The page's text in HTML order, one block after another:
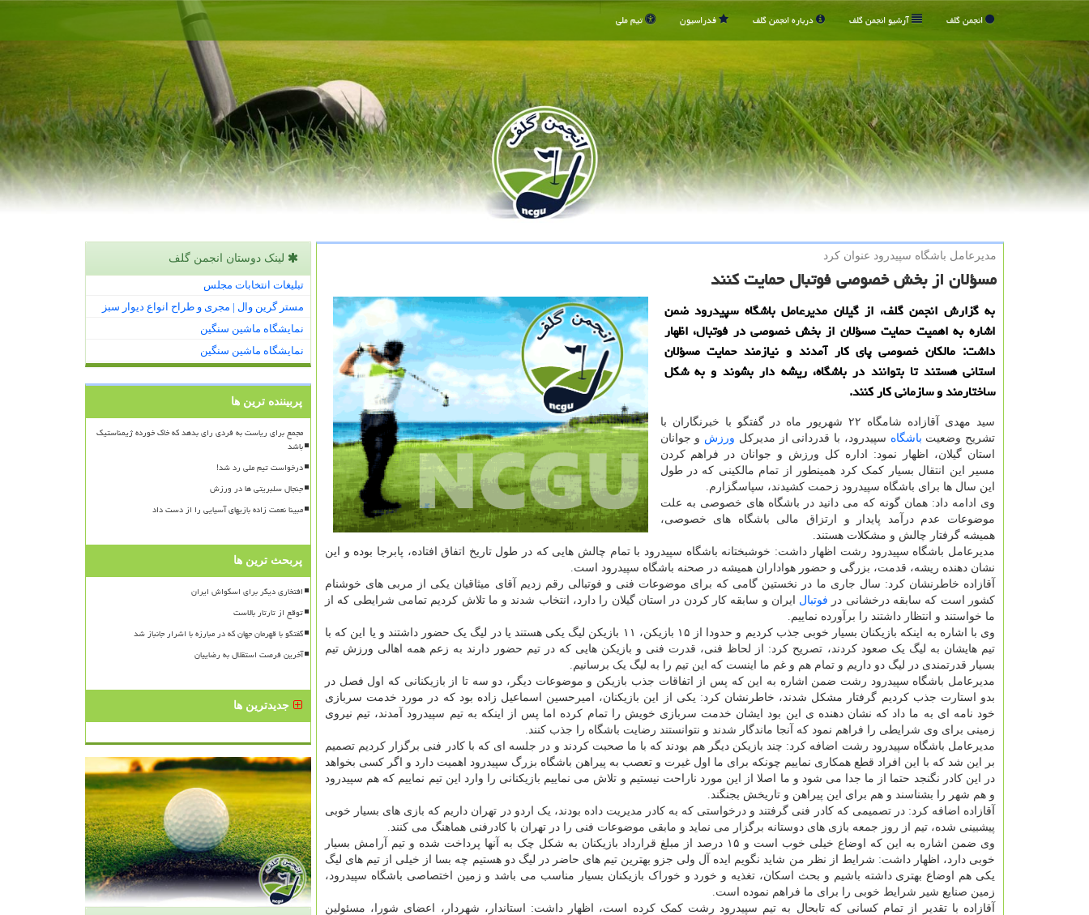
انجمن گلف آرشیو انجمن گلف درباره انجمن گلف فدراسیون تیم ملی
مدیرعامل باشگاه سپیدرود عنوان كرد
مسؤلان از بخش خصوصی فوتبال حمایت کنند
به گزارش انجمن گلف، از گیلان مدیرعامل باشگاه سپیدرود ضمن
اشاره به اهمیت حمایت مسؤلان از بخش خصوصی در فوتبال، اظهار
داشت: مالکان خصوصی پای کار آمدند و نیازمند حمایت مسؤلان
استانی هستند تا بتوانند در باشگاه، ریشه دار بشوند و به شکل
ساختارمند و سازمانی کار کنند.
سید مهدی آقازاده شامگاه ۲۲ شهریور ماه در گفتگو با خبرنگاران با
تشریح وضعیت باشگاه سپیدرود، با قدردانی از مدیرکل ورزش و جوانان
استان گیلان، اظهار نمود: اداره کل ورزش و جوانان در فراهم کردن
مسیر این انتقال بسیار کمک کرد همینطور از تمام مالکینی که در طول
این سال ها برای باشگاه سپیدرود زحمت کشیدند، سپاسگزارم.
وی ادامه داد: همان گونه که می دانید در باشگاه های خصوصی به علت
موضوعات عدم درآمد پایدار و ارتزاق مالی باشگاه های خصوصی،
همیشه گرفتار چالش و مشکلات هستند.
مدیرعامل باشگاه سپیدرود رشت اظهار داشت: خوشبختانه باشگاه سپیدرود با تمام چالش هایی که در طول تاریخ اتفاق افتاده، پابرجا بوده و این
نشان دهنده ریشه، قدمت، بزرگی و حضور هواداران همیشه در صحنه باشگاه سپیدرود است.
آقازاده خاطرنشان کرد: سال جاری ما در نخستین گامی که برای موضوعات فنی و فوتبالی رقم زدیم آقای میثاقیان یکی از مربی های خوشنام
کشور است که سابقه درخشانی در فوتبال ایران و سابقه کار کردن در استان گیلان را دارد، انتخاب شدند و ما تلاش کردیم تمامی شرایطی که از
ما خواستند و انتظار داشتند را برآورده نماییم.
وی با اشاره به اینکه بازیکنان بسیار خوبی جذب کردیم و حدودا از ۱۵ بازیکن، ۱۱ بازیکن لیگ یکی هستند یا در لیگ یک حضور داشتند و یا این که با
تیم هایشان به لیگ یک صعود کردند، تصریح کرد: از لحاظ فنی، قدرت فنی و بازیکن هایی که در تیم حضور دارند به زعم همه اهالی ورزش تیم
بسیار قدرتمندی در لیگ دو داریم و تمام هم و غم ما اینست که این تیم را به لیگ یک برسانیم.
مدیرعامل باشگاه سپیدرود رشت ضمن اشاره به این که پس از اتفاقات جذب بازیکن و موضوعات دیگر، دو سه تا از بازیکنانی که اول فصل در
بدو استارت جذب کردیم گرفتار مشکل شدند، خاطرنشان کرد: یکی از این بازیکنان، امیرحسین اسماعیل زاده بود که در مورد خدمت سربازی
خود نامه ای به ما داد که نشان دهنده ی این بود ایشان خدمت سربازی خویش را تمام کرده اما پس از اینکه به تیم سپیدرود آمدند، تیم نیروی
زمینی برای وی شرایطی را فراهم نمود که آنجا ماندگار شدند و نتوانستند رضایت باشگاه را جذب کنند.
مدیرعامل باشگاه سپیدرود رشت اضافه کرد: چند بازیکن دیگر هم بودند که با ما صحبت کردند و در جلسه ای که با کادر فنی برگزار کردیم تصمیم
بر این شد که با این افراد قطع همکاری نماییم چونکه برای ما اول غیرت و تعصب به پیراهن باشگاه بزرگ سپیدرود اهمیت دارد و اگر کسی بخواهد
در این کادر نگنجد حتما از ما جدا می شود و ما اصلا از این مورد ناراحت نیستیم و تلاش می نماییم بازیکنانی را وارد این تیم نماییم که هم سپیدرود
و هم شهر را بشناسند و هم برای این پیراهن و تاریخش بجنگند.
آقازاده اضافه کرد: در تصمیمی که کادر فنی گرفتند و درخواستی که به کادر مدیریت داده بودند، یک اردو در تهران داریم که بازی های بسیار خوبی
پیشبینی شده، تیم از روز جمعه بازی های دوستانه برگزار می نماید و مابقی موضوعات فنی را در تهران با کادرفنی هماهنگ می کنند.
وی ضمن اشاره به این که اوضاع خیلی خوب است و ۱۵ درصد از مبلغ قرارداد بازیکنان به شکل چک به آنها پرداخت شده و تیم آرامش بسیار
خوبی دارد، اظهار داشت: شرایط از نظر من شاید نگویم ایده آل ولی جزو بهترین تیم های حاضر در لیگ دو هستیم چه بسا از خیلی از تیم های لیگ
یکی هم اوضاع بهتری داشته باشیم و بحث اسکان، تغذیه و خورد و خوراک بازیکنان بسیار مناسب می باشد و زمین اختصاصی باشگاه سپیدرود،
زمین صنایع شیر شرایط خوبی را برای ما فراهم نموده است.
آقازاده با تقدیر از تمام کسانی که تابحال به تیم سپیدرود رشت کمک کرده است، اظهار داشت: استاندار، شهردار، اعضای شورا، مسئولین
لینک دوستان انجمن گلف
تبلیغات انتخابات مجلس
مستر گرین وال | مجری و طراح انواع دیوار سبز
نمایشگاه ماشین سنگین
نمایشگاه ماشین سنگین
پربیننده ترین ها
مجمع برای ریاست به فردی رای بدهد که خاک خورده ژیمناستیک
باشد
درخواست تیم ملی رد شد!
جنجال سلبریتی ها در ورزش
مبینا نعمت زاده بازیهای آسیایی را از دست داد
پربحث ترین ها
افتخاری دیگر برای اسکواش ایران
توقع از تارتار بالاست
گفتگو با قهرمان جهان که در مبارزه با اشرار جانباز شد
آخرین فرصت استقلال به رضاییان
جدیدترین ها